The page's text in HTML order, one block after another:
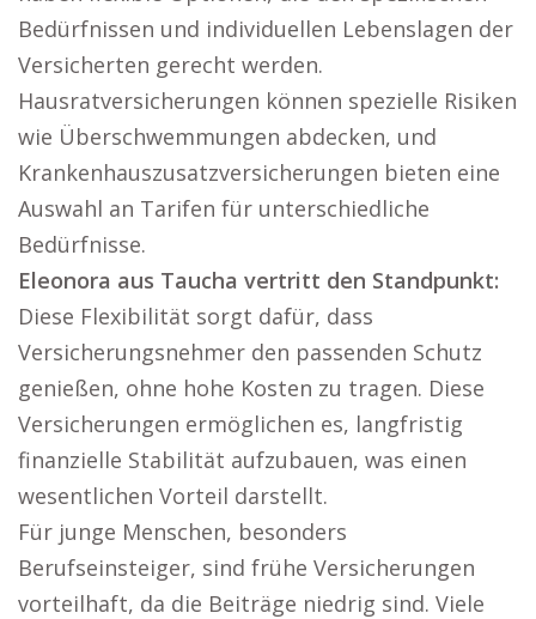
Bedürfnissen und individuellen Lebenslagen der
Versicherten gerecht werden.
Hausratversicherungen können spezielle Risiken
wie Überschwemmungen abdecken, und
Krankenhauszusatzversicherungen bieten eine
Auswahl an Tarifen für unterschiedliche
Bedürfnisse.
Eleonora aus Taucha vertritt den Standpunkt:
Diese Flexibilität sorgt dafür, dass
Versicherungsnehmer den passenden Schutz
genießen, ohne hohe Kosten zu tragen. Diese
Versicherungen ermöglichen es, langfristig
finanzielle Stabilität aufzubauen, was einen
wesentlichen Vorteil darstellt.
Für junge Menschen, besonders
Berufseinsteiger, sind frühe Versicherungen
vorteilhaft, da die Beiträge niedrig sind. Viele